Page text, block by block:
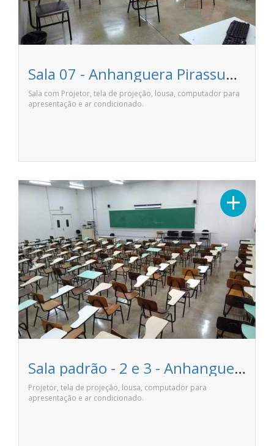
Sala 07 - Anhanguera Pirassununga
Sala com Projetor, tela de projeção, lousa, computador para
apresentação e ar condicionado.
+
Previous Next
Sala padrão - 2 e 3 - Anhanguera Pirassununga
Projetor, tela de projeção, lousa, computador para
apresentação e ar condicionado.